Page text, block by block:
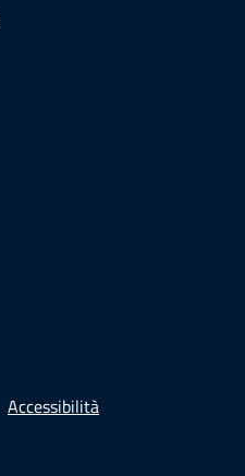
Accessibilità